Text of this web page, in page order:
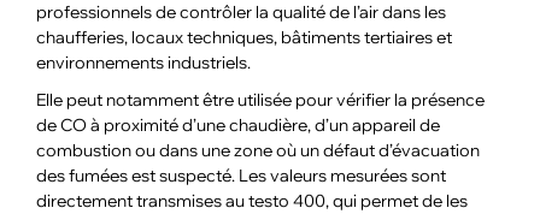
professionnels de contrôler la qualité de l’air dans les
chaufferies, locaux techniques, bâtiments tertiaires et
environnements industriels.
Elle peut notamment être utilisée pour vérifier la présence
de CO à proximité d’une chaudière, d’un appareil de
combustion ou dans une zone où un défaut d’évacuation
des fumées est suspecté. Les valeurs mesurées sont
directement transmises au testo 400, qui permet de les